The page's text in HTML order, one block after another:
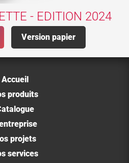
- EDITION 2024
Version papier
Accueil
produits
projets
services